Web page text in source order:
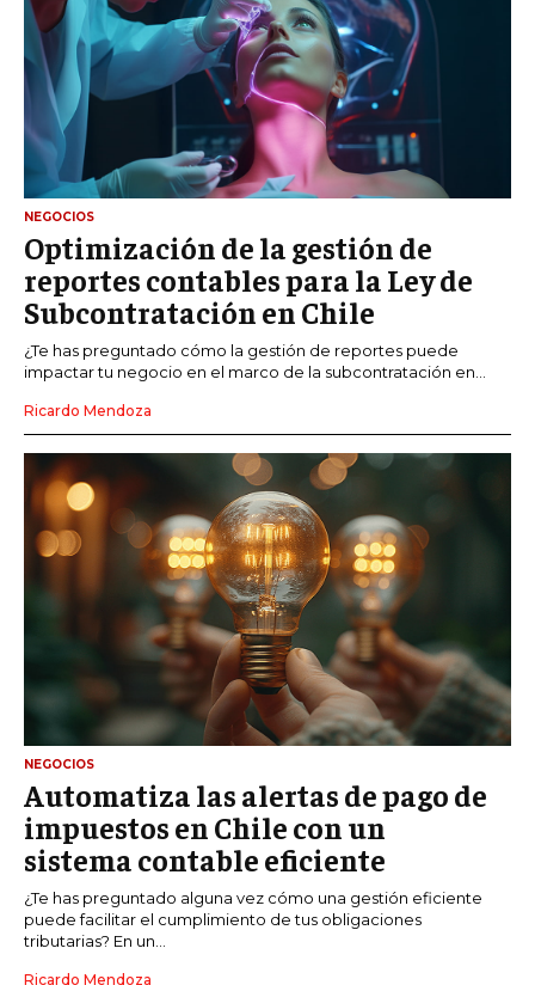
NEGOCIOS
Optimización de la gestión de
reportes contables para la Ley de
Subcontratación en Chile
¿Te has preguntado cómo la gestión de reportes puede
impactar tu negocio en el marco de la subcontratación en...
Ricardo Mendoza
NEGOCIOS
Automatiza las alertas de pago de
impuestos en Chile con un
sistema contable eficiente
¿Te has preguntado alguna vez cómo una gestión eficiente
puede facilitar el cumplimiento de tus obligaciones
tributarias? En un...
Ricardo Mendoza